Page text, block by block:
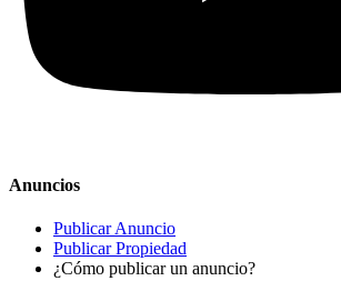
Anuncios
Publicar Anuncio
Publicar Propiedad
¿Cómo publicar un anuncio?